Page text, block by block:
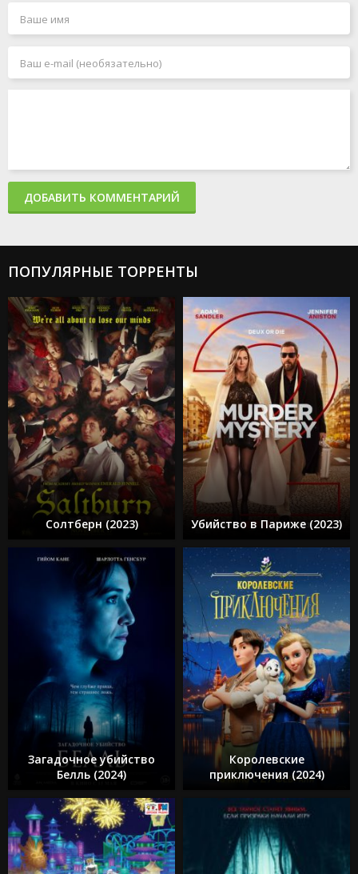
ДОБАВИТЬ КОММЕНТАРИЙ
ПОПУЛЯРНЫЕ ТОРРЕНТЫ
Солтберн (2023) Убийство в Париже (2023)
Загадочное убийство
Белль (2024)
Королевские
приключения (2024)